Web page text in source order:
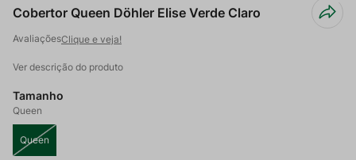
Cobertor Queen Döhler Elise Verde Claro
Clique e veja!
Ver descrição do produto
Tamanho
Queen
Queen